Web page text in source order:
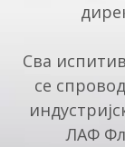
Сва
се
ЛАФ